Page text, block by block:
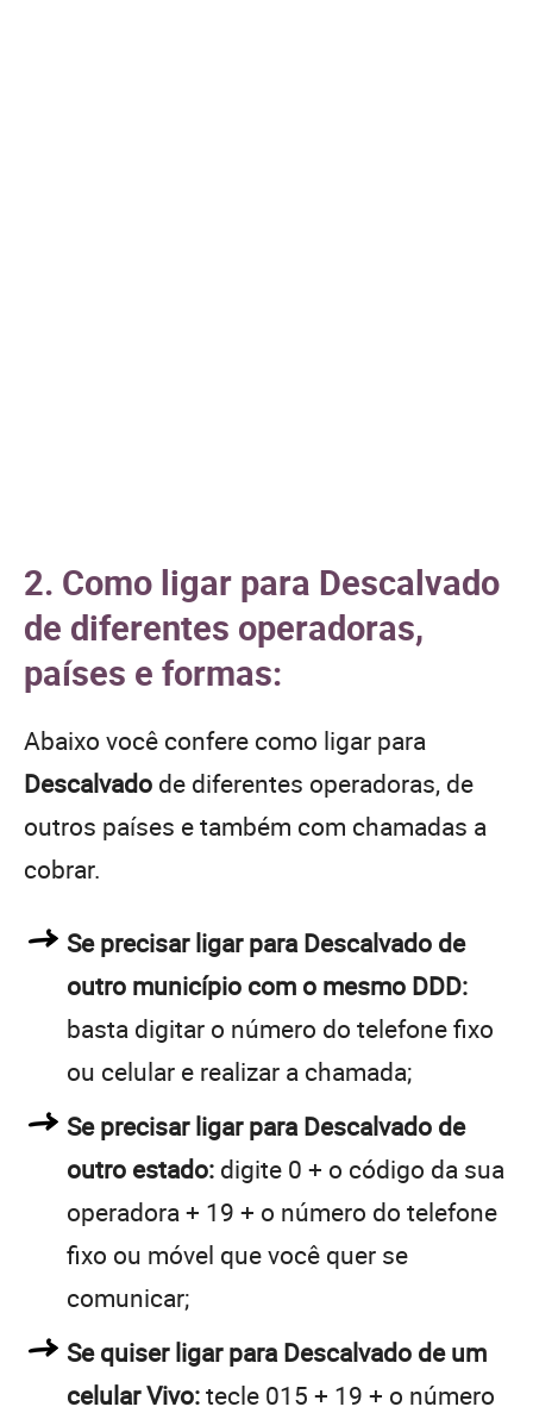
2. Como ligar para Descalvado
de diferentes operadoras,
países e formas:
Abaixo você confere como ligar para
Descalvado de diferentes operadoras, de
outros países e também com chamadas a
cobrar.
Se precisar ligar para Descalvado de
outro município com o mesmo DDD:
basta digitar o número do telefone fixo
ou celular e realizar a chamada;
Se precisar ligar para Descalvado de
outro estado: digite 0 + o código da sua
operadora + 19 + o número do telefone
fixo ou móvel que você quer se
comunicar;
Se quiser ligar para Descalvado de um
celular Vivo:tecle 015 + 19 + o número